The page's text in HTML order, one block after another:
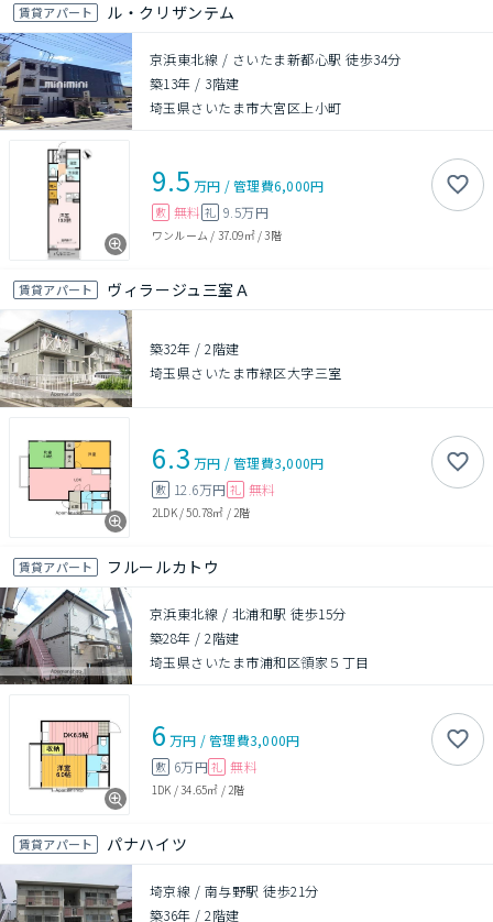
賃貸アパート ル・クリザンテム
京浜東北線 / さいたま新都心駅 徒歩34分
築13年 / 3階建
埼玉県さいたま市大宮区上小町
9.5 万円 /管理費6,000円
敷 無料 礼 9.5万円
ワンルーム / 37.09㎡/3階
賃貸アパート ヴィラージュ三室Ａ
築32年 /2階建
埼玉県さいたま市緑区大字三室
6.3 万円 /管理費3,000円
敷 12.6万円 礼 無料
2LDK/50.78㎡ / 2階
賃貸アパート フルールカトウ
京浜東北線 / 北浦和駅 徒歩15分
築28年 /2階建
埼玉県さいたま市浦和区領家５丁目
6 万円 /管理費3,000円
敷 6万円 礼 無料
1DK /34.65㎡ / 2階
賃貸アパート パナハイツ
埼京線 / 南与野駅 徒歩21分
築36年 /2階建